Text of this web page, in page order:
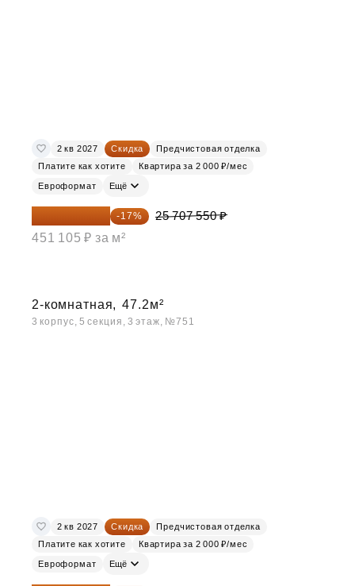
2 кв 2027 Скидка
Предчистовая отделка
Платите как хотите
Квартира за 2 000 ₽/мес
Евроформат Ещё
21 337 267 ₽ -17%
25 707 550 ₽
451 105 ₽ за м²
2-комнатная, 47.2м²
3 корпус, 5 секция, 3 этаж, №751
2 кв 2027 Скидка
Предчистовая отделка
Платите как хотите
Квартира за 2 000 ₽/мес
Евроформат Ещё